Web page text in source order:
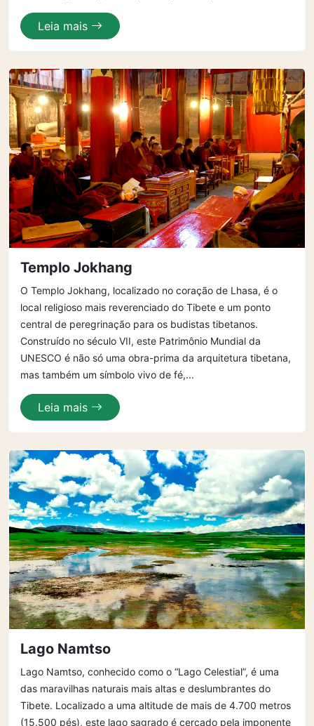
Leia mais
Templo Jokhang
O Templo Jokhang, localizado no coração de Lhasa, é o
local religioso mais reverenciado do Tibete e um ponto
central de peregrinação para os budistas tibetanos.
Construído no século VII, este Patrimônio Mundial da
UNESCO é não só uma obra-prima da arquitetura tibetana,
mas também um símbolo vivo de fé,...
Leia mais
Lago Namtso
Lago Namtso, conhecido como o “Lago Celestial”, é uma
das maravilhas naturais mais altas e deslumbrantes do
Tibete. Localizado a uma altitude de mais de 4.700 metros
(15.500 pés), este lago sagrado é cercado pela imponente